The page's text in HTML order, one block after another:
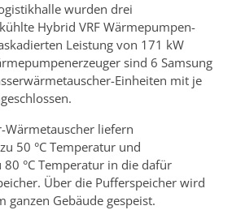
wurden drei
Hybrid VRF Wärmepumpen-
Leistung von 171 kW
sind 6 Samsung
Einheiten mit je
liefern
50 °C Temperatur und
80 °C Temperatur in die dafür
Über die Pufferspeicher wird
ganzen Gebäude gespeist.